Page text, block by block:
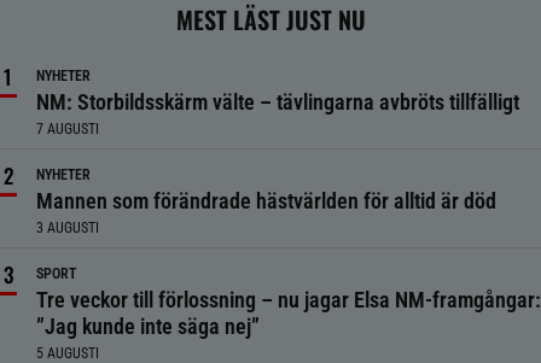
MEST LÄST JUST NU
NYHETER
NM: Storbildsskärm välte – tävlingarna avbröts tillfälligt
7 AUGUSTI
NYHETER
Mannen som förändrade hästvärlden för alltid är död
3 AUGUSTI
SPORT
Tre veckor till förlossning – nu jagar Elsa NM-framgångar:
”Jag kunde inte säga nej”
5 AUGUSTI